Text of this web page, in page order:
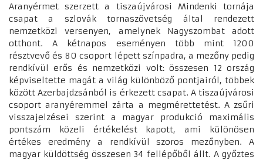
Aranyérmet szerzett a tiszaújvárosi Mindenki tornája
csapat a szlovák tornaszövetség által rendezett
nemzetközi versenyen, amelynek Nagyszombat adott
otthont. A kétnapos eseményen több mint 1200
résztvevő és 80 csoport lépett színpadra, a mezőny pedig
rendkívül erős és nemzetközi volt: összesen 12 ország
képviseltette magát a világ különböző pontjairól, többek
között Azerbajdzsánból is érkezett csapat. A tiszaújvárosi
csoport aranyéremmel zárta a megmérettetést. A zsűri
visszajelzései szerint a magyar produkció maximális
pontszám közeli értékelést kapott, ami különösen
értékes eredmény a rendkívül szoros mezőnyben. A
magyar küldöttség összesen 34 fellépőből állt. A győztes